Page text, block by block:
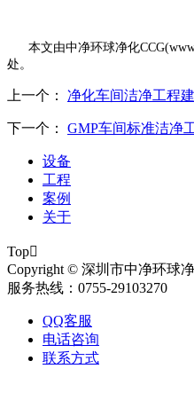
本文由中净环球净化
处。
上一个： 净化车间洁净工程
下一个： GMP车间标准洁净
设备
工程
案例
关于
Top
Copyright © 深圳市中净环球
服务热线：0755-29103270
QQ客服
电话咨询
联系方式